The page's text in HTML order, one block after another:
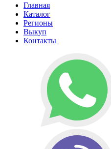
Главная
Каталог
Регионы
Выкуп
Контакты